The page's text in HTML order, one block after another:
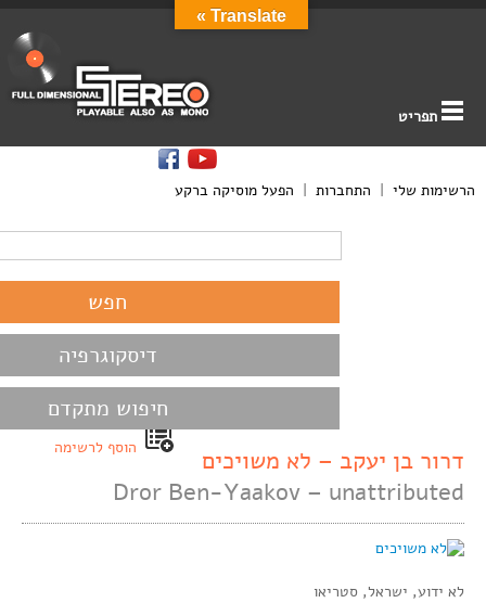
תפריט
הרשימות שלי | התחברות | הפעל מוסיקה ברקע
דיסקוגרפיה
חיפוש מתקדם
הוסף לרשימה
דרור בן יעקב – לא משויכים
Dror Ben-Yaakov – unattributed
לא ידוע, ישראל, סטריאו
Translate »